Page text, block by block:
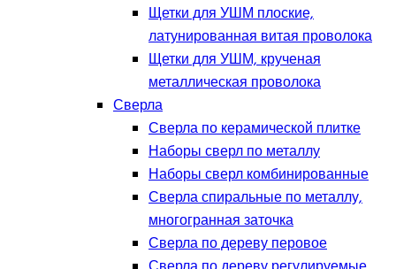
Щетки для УШМ плоские,
латунированная витая проволока
Щетки для УШМ, крученая
металлическая проволока
Сверла
Сверла по керамической плитке
Наборы сверл по металлу
Наборы сверл комбинированные
Сверла спиральные по металлу,
многогранная заточка
Сверла по дереву перовое